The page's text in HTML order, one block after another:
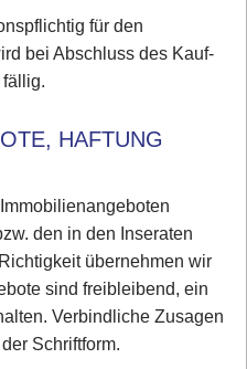
für den
bei Abschluss des Kauf-
HAFTUNG
den in den Inseraten
übernehmen wir
sind freibleibend, ein
Verbindliche Zusagen
Schriftform.